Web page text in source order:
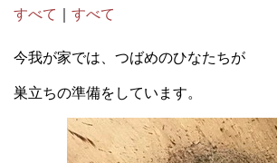
すべて
すべて
今我が家では、つばめのひなたちが
巣立ちの準備をしています。